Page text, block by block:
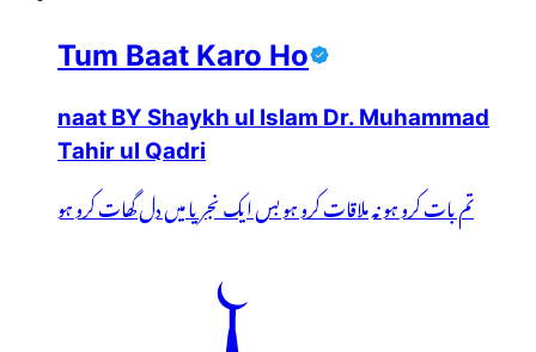
Tum Baat Karo Ho
naat BY Shaykh ul Islam Dr. Muhammad
Tahir ul Qadri
تم بات کرو ہو نہ ملاقات کرو ہو بس ایک نجریا میں دل گھات کرو ہو